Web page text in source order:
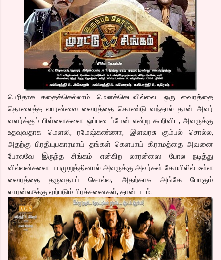
பெரிதாக கதைக்கெல்லாம் மெனக்கெடவில்லை. ஒரு வைரத்தை
தொலைத்த லாரன்ஸை வைரத்தை கொண்டு வந்தால் தான் அவர்
வளர்க்கும் பிள்ளைகளை ஒப்படைப்பேன் என்று கூறிவிட, அவருக்கு
உதவுவதாக மெளலி, ரமேஷ்கண்ணா, இளவரசு கும்பல் சொல்ல,
அதற்கு பிரதியுபகாரமாய் தங்கள் கெளபாய் கிராமத்தை அவனை
போலவே இருந்த சிங்கம் என்கிற லாரன்ஸை போல நடித்து
வில்லன்களை பயமுறுத்தினால் அவருக்கு அவர்கள் கோயிலில் உள்ள
வைரத்தை தருவதாய் சொல்ல, அதற்காக அங்கே போகும்
லாரன்ஸுக்கு ஏற்படும் பிரச்சனைகள், தான் படம்.